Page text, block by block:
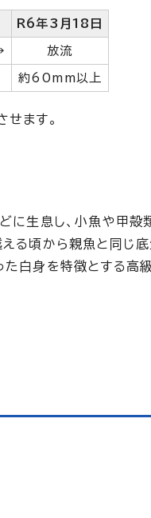
R6年3月18日
放流
約60mm以上
ます。
に生息し、小魚や甲
る頃から親魚と同じ底
白身を特徴とする高